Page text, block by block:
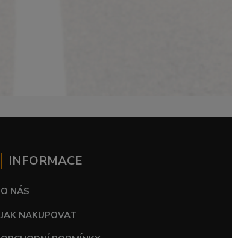
INFORMACE
O NÁS
JAK NAKUPOVAT